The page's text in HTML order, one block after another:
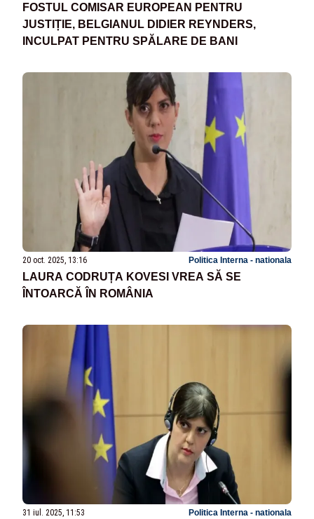
FOSTUL COMISAR EUROPEAN PENTRU
JUSTIȚIE, BELGIANUL DIDIER REYNDERS,
INCULPAT PENTRU SPĂLARE DE BANI
20 oct. 2025, 13:16 Politica Interna - nationala
LAURA CODRUȚA KOVESI VREA SĂ SE
ÎNTOARCĂ ÎN ROMÂNIA
31 iul. 2025, 11:53 Politica Interna - nationala